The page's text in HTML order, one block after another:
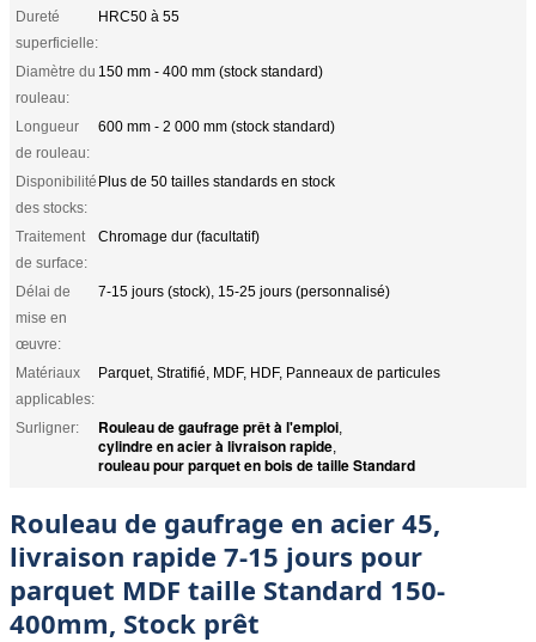
Dureté
superficielle:
HRC50 à 55
Diamètre du
rouleau:
150 mm - 400 mm (stock standard)
Longueur
de rouleau:
600 mm - 2 000 mm (stock standard)
Disponibilité
des stocks:
Plus de 50 tailles standards en stock
Traitement
de surface:
Chromage dur (facultatif)
Délai de
mise en
œuvre:
7-15 jours (stock), 15-25 jours (personnalisé)
Matériaux
applicables:
Parquet, Stratifié, MDF, HDF, Panneaux de particules
Surligner: Rouleau de gaufrage prêt à l'emploi,
cylindre en acier à livraison rapide,
rouleau pour parquet en bois de taille Standard
Rouleau de gaufrage en acier 45,
livraison rapide 7-15 jours pour
parquet MDF taille Standard 150-
400mm, Stock prêt